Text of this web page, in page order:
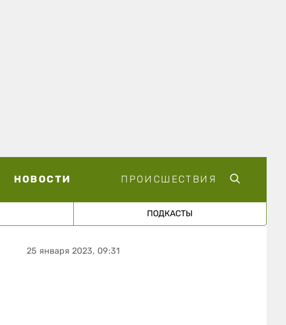
НОВОСТИ ПРОИСШЕСТВИЯ
ПОДКАСТЫ
25 января 2023, 09:31